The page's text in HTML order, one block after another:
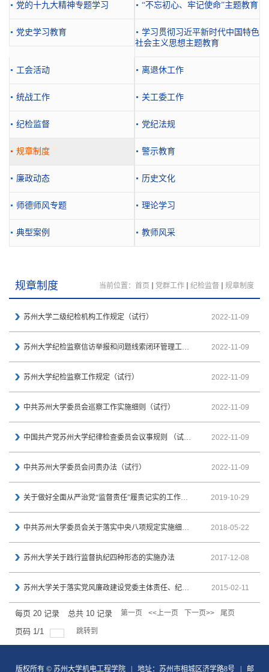
党的十九大精神专题学习 “不忘初心、牢记使命”主题教育
党史学习教育
学习贯彻习近平新时代中国特色
社会主义思想主题教育
工会活动 离退休工作
统战工作 关工委工作
纪检监督 党纪法规
规章制度 警示教育
廉政动态 历史文化
师德师风专题 理论学习
典型案例 教师风采
规章制度 当前位置： 首页 党群工作 纪检监督 规章制度
苏州大学二级纪检机构工作规定（试行） 2022-11-09
苏州大学纪检监察信访举报和问题线索闭环管理工作暂行办法 2022-11-09
苏州大学纪检监察工作规定（试行） 2022-11-09
中共苏州大学委员会巡察工作实施细则（试行） 2022-11-09
中国共产党苏州大学纪律检查委员会议事规则 （试行） 2022-11-09
中共苏州大学委员会问责办法（试行） 2022-11-09
关于做好全面从严治党“监督责任”履责记实的工作规定（试行） 2019-10-29
中共苏州大学委员会关于落实中央八项规定实施细则精神进一步加强和改进作风建设的实施办法 2018-05-22
苏州大学关于践行监督执纪四种形态的实施办法 2017-12-08
苏州大学关于落实党风廉政建设党委主体责任、纪委监督责任的实施意见 2015-02-11
每页 20 记录 总共 10 记录 第一页 <<上一页 下一页>> 尾页
页码 1/1 跳转到
版权所有 © 苏州大学机电工程学院 | 地址：苏州市相城区济学路8号 | 邮